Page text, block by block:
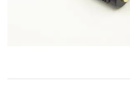
イメージギャラリーの最初に移動する